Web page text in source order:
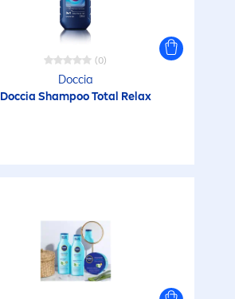
Creme Gel
Creme idratanti
Derma Skin Clear
(0)
Doccia
Doccia Shampoo Total Relax